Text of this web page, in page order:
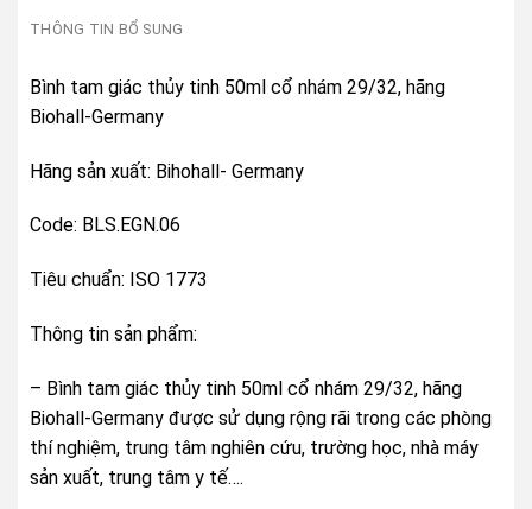
THÔNG TIN BỔ SUNG
Bình tam giác thủy tinh 50ml cổ nhám 29/32, hãng
Biohall-Germany
Hãng sản xuất: Bihohall- Germany
Code: BLS.EGN.06
Tiêu chuẩn: ISO 1773
Thông tin sản phẩm:
– Bình tam giác thủy tinh 50ml cổ nhám 29/32, hãng
Biohall-Germany được sử dụng rộng rãi trong các phòng
thí nghiệm, trung tâm nghiên cứu, trường học, nhà máy
sản xuất, trung tâm y tế….